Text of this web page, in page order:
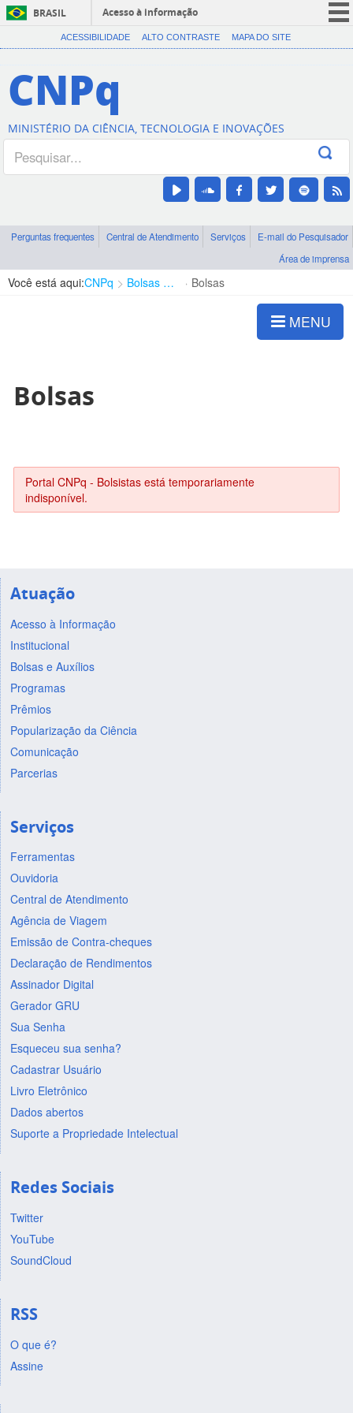
BRASIL
Acesso à informação
CORONAVÍRUS (COVID-19)
Canais
ACESSIBILIDADE ALTO CONTRASTE MAPA DO SITE
CNPq
MINISTÉRIO DA CIÊNCIA, TECNOLOGIA E INOVAÇÕES
Perguntas frequentes Central de Atendimento Serviços
E-mail do Pesquisador
Área de imprensa
Você está aqui:CNPq Bolsas e Auxílios Vigentes Bolsas
MENU
Bolsas
Portal CNPq - Bolsistas está temporariamente
indisponível.
Atuação
Acesso à Informação
Institucional
Bolsas e Auxílios
Programas
Prêmios
Popularização da Ciência
Comunicação
Parcerias
Serviços
Ferramentas
Ouvidoria
Central de Atendimento
Agência de Viagem
Emissão de Contra-cheques
Declaração de Rendimentos
Assinador Digital
Gerador GRU
Sua Senha
Esqueceu sua senha?
Cadastrar Usuário
Livro Eletrônico
Dados abertos
Suporte a Propriedade Intelectual
Redes Sociais
Twitter
YouTube
SoundCloud
RSS
O que é?
Assine